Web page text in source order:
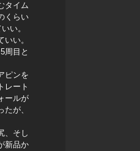
タイム
くらい
い。
い。
周目と
ピンを
レート
ールが
が、
、そし
新品か